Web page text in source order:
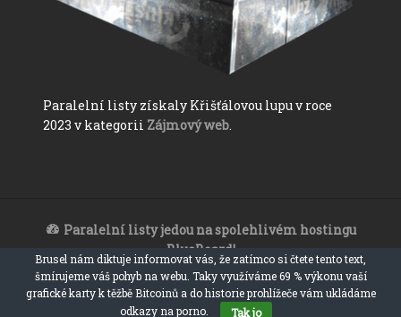
Paralelní listy získaly Křišťálovou lupu v roce
2023 v kategorii Zájmový web.
Paralelní listy jedou na spolehlivém hostingu
BlueBoard!
Paralelní listy 2017 - 2023
ironický, satiristický a sarkastický zpravodajský web
Brusel nám diktuje informovat vás, že zatímco si čtete tento text,
šmírujeme váš pohyb na webu. Taky využíváme 69 % výkonu vaší
grafické karty k těžbě Bitcoinů a do historie prohlížeče vám ukládáme
odkazy na porno.
Tak jo